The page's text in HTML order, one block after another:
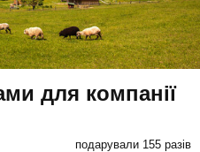
для компанії
подарували 155 разів